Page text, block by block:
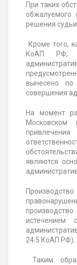
При таких
обжалуемого
решения
Кроме того,
КоАП РФ,
вынесено
совершения
На момент
Московском
являются
истечением
24.5 КоАП РФ).
Таким